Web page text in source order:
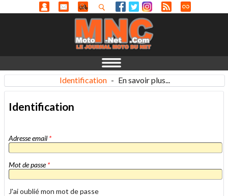
Identification - En savoir plus...
Identification
Adresse email *
Mot de passe*
J'ai oublié mon mot de passe